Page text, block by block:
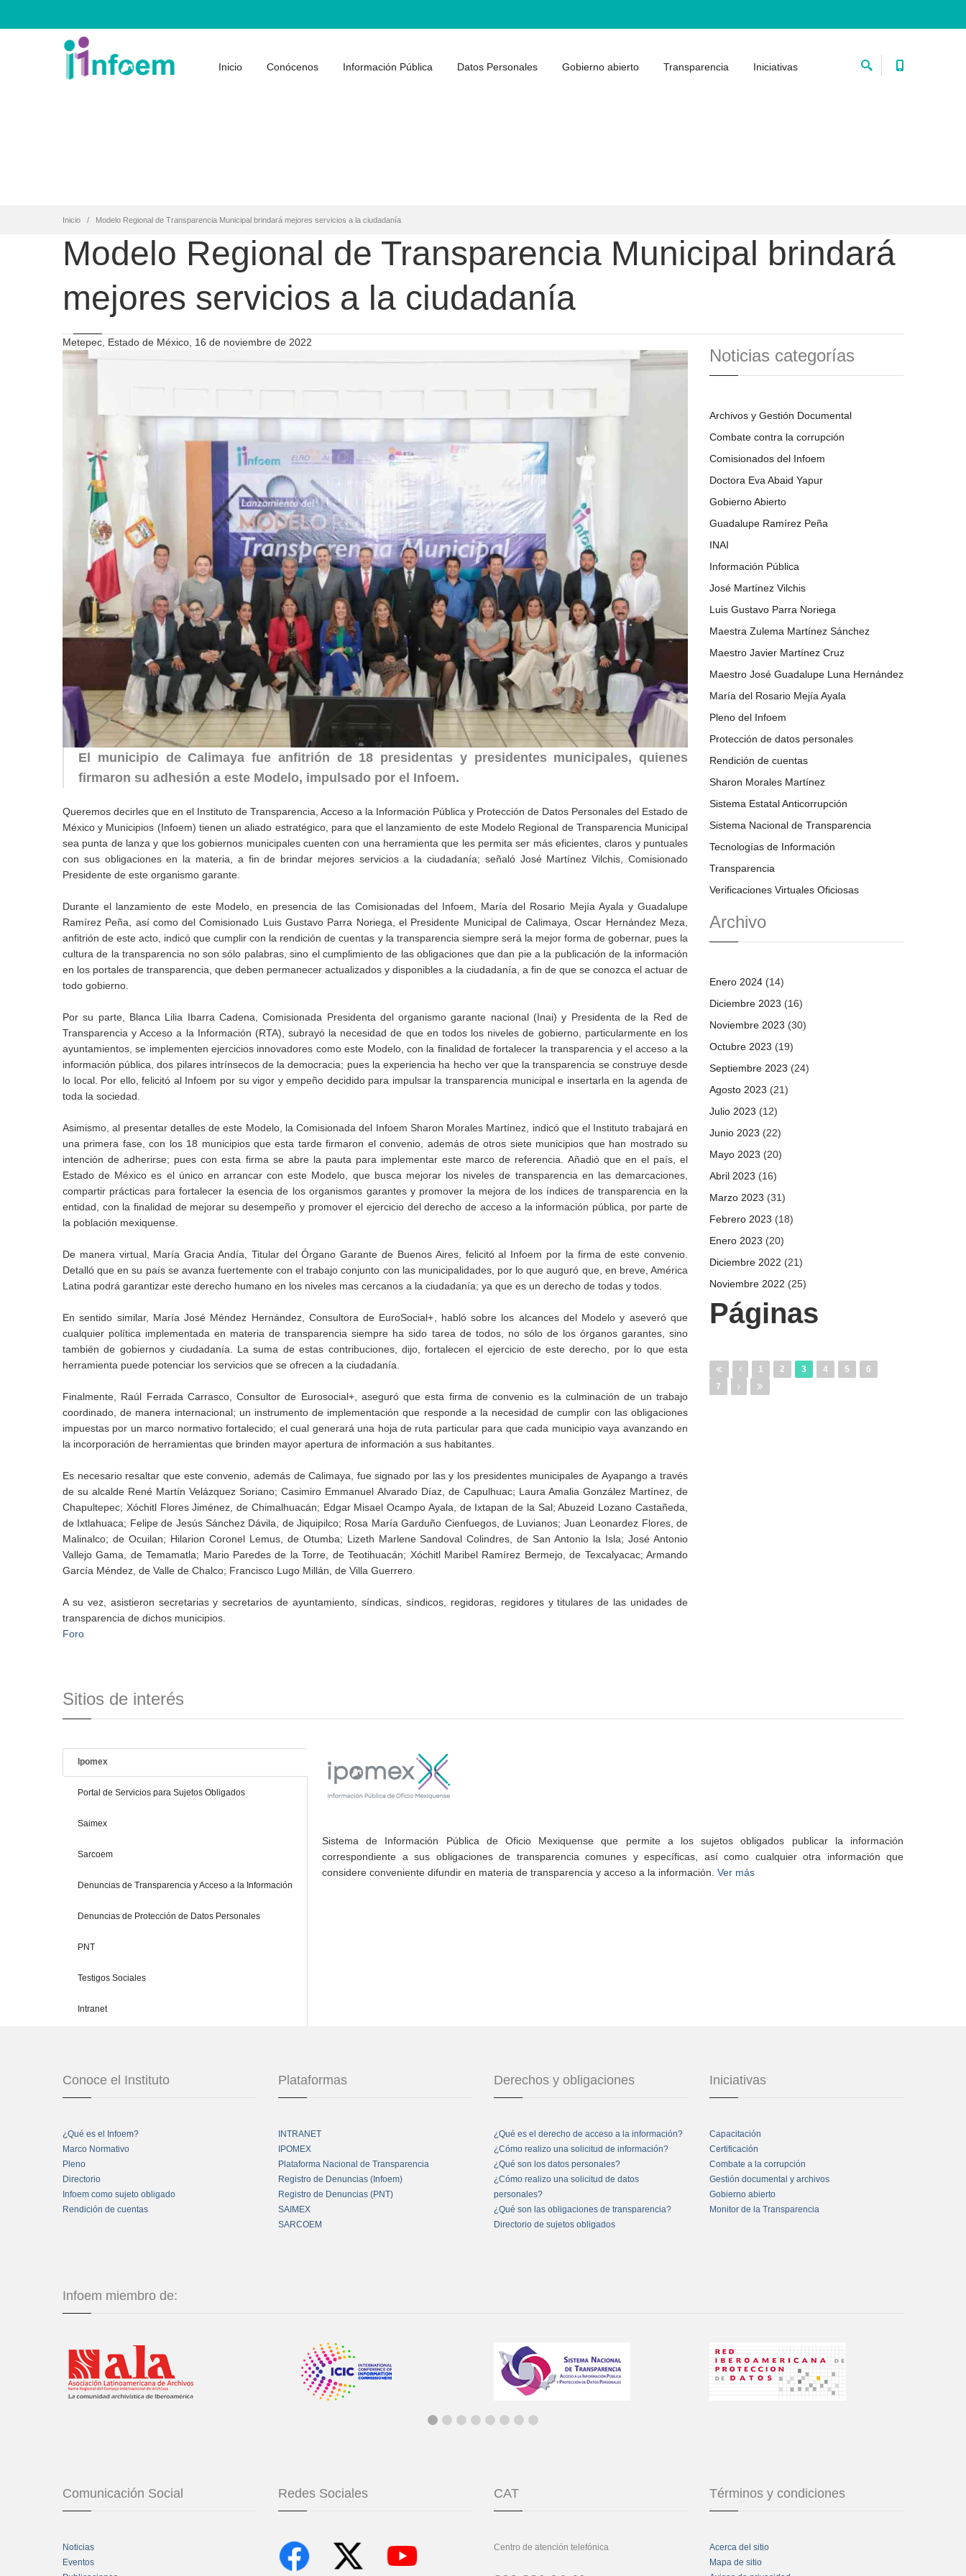
Inicio Conócenos Información Pública Datos Personales Gobierno abierto Transparencia Iniciativas
Inicio Modelo Regional de Transparencia Municipal brindará mejores servicios a la ciudadanía
Modelo Regional de Transparencia Municipal brindará
mejores servicios a la ciudadanía
Metepec, Estado de México, 16 de noviembre de 2022
El municipio de Calimaya fue anfitrión de 18 presidentas y presidentes municipales, quienes
firmaron su adhesión a este Modelo, impulsado por el Infoem.
Queremos decirles que en el Instituto de Transparencia, Acceso a la Información Pública y Protección de Datos Personales del Estado de
México y Municipios (Infoem) tienen un aliado estratégico, para que el lanzamiento de este Modelo Regional de Transparencia Municipal
sea punta de lanza y que los gobiernos municipales cuenten con una herramienta que les permita ser más eficientes, claros y puntuales
con sus obligaciones en la materia, a fin de brindar mejores servicios a la ciudadanía; señaló José Martínez Vilchis, Comisionado
Presidente de este organismo garante.
Durante el lanzamiento de este Modelo, en presencia de las Comisionadas del Infoem, María del Rosario Mejía Ayala y Guadalupe
Ramírez Peña, así como del Comisionado Luis Gustavo Parra Noriega, el Presidente Municipal de Calimaya, Oscar Hernández Meza,
anfitrión de este acto, indicó que cumplir con la rendición de cuentas y la transparencia siempre será la mejor forma de gobernar, pues la
cultura de la transparencia no son sólo palabras, sino el cumplimiento de las obligaciones que dan pie a la publicación de la información
en los portales de transparencia, que deben permanecer actualizados y disponibles a la ciudadanía, a fin de que se conozca el actuar de
todo gobierno.
Por su parte, Blanca Lilia Ibarra Cadena, Comisionada Presidenta del organismo garante nacional (Inai) y Presidenta de la Red de
Transparencia y Acceso a la Información (RTA), subrayó la necesidad de que en todos los niveles de gobierno, particularmente en los
ayuntamientos, se implementen ejercicios innovadores como este Modelo, con la finalidad de fortalecer la transparencia y el acceso a la
información pública, dos pilares intrínsecos de la democracia; pues la experiencia ha hecho ver que la transparencia se construye desde
lo local. Por ello, felicitó al Infoem por su vigor y empeño decidido para impulsar la transparencia municipal e insertarla en la agenda de
toda la sociedad.
Asimismo, al presentar detalles de este Modelo, la Comisionada del Infoem Sharon Morales Martínez, indicó que el Instituto trabajará en
una primera fase, con los 18 municipios que esta tarde firmaron el convenio, además de otros siete municipios que han mostrado su
intención de adherirse; pues con esta firma se abre la pauta para implementar este marco de referencia. Añadió que en el país, el
Estado de México es el único en arrancar con este Modelo, que busca mejorar los niveles de transparencia en las demarcaciones,
compartir prácticas para fortalecer la esencia de los organismos garantes y promover la mejora de los índices de transparencia en la
entidad, con la finalidad de mejorar su desempeño y promover el ejercicio del derecho de acceso a la información pública, por parte de
la población mexiquense.
De manera virtual, María Gracia Andía, Titular del Órgano Garante de Buenos Aires, felicitó al Infoem por la firma de este convenio.
Detalló que en su país se avanza fuertemente con el trabajo conjunto con las municipalidades, por lo que auguró que, en breve, América
Latina podrá garantizar este derecho humano en los niveles mas cercanos a la ciudadanía; ya que es un derecho de todas y todos.
En sentido similar, María José Méndez Hernández, Consultora de EuroSocial+, habló sobre los alcances del Modelo y aseveró que
cualquier política implementada en materia de transparencia siempre ha sido tarea de todos, no sólo de los órganos garantes, sino
también de gobiernos y ciudadanía. La suma de estas contribuciones, dijo, fortalecen el ejercicio de este derecho, por lo que esta
herramienta puede potenciar los servicios que se ofrecen a la ciudadanía.
Finalmente, Raúl Ferrada Carrasco, Consultor de Eurosocial+, aseguró que esta firma de convenio es la culminación de un trabajo
coordinado, de manera internacional; un instrumento de implementación que responde a la necesidad de cumplir con las obligaciones
impuestas por un marco normativo fortalecido; el cual generará una hoja de ruta particular para que cada municipio vaya avanzando en
la incorporación de herramientas que brinden mayor apertura de información a sus habitantes.
Es necesario resaltar que este convenio, además de Calimaya, fue signado por las y los presidentes municipales de Ayapango a través
de su alcalde René Martín Velázquez Soriano; Casimiro Emmanuel Alvarado Díaz, de Capulhuac; Laura Amalia González Martínez, de
Chapultepec; Xóchitl Flores Jiménez, de Chimalhuacán; Edgar Misael Ocampo Ayala, de Ixtapan de la Sal; Abuzeid Lozano Castañeda,
de Ixtlahuaca; Felipe de Jesús Sánchez Dávila, de Jiquipilco; Rosa María Garduño Cienfuegos, de Luvianos; Juan Leonardez Flores, de
Malinalco; de Ocuilan; Hilarion Coronel Lemus, de Otumba; Lizeth Marlene Sandoval Colindres, de San Antonio la Isla; José Antonio
Vallejo Gama, de Temamatla; Mario Paredes de la Torre, de Teotihuacán; Xóchitl Maribel Ramírez Bermejo, de Texcalyacac; Armando
García Méndez, de Valle de Chalco; Francisco Lugo Millán, de Villa Guerrero.
A su vez, asistieron secretarias y secretarios de ayuntamiento, síndicas, síndicos, regidoras, regidores y titulares de las unidades de
transparencia de dichos municipios.
Foro
Noticias categorías
Archivos y Gestión Documental
Combate contra la corrupción
Comisionados del Infoem
Doctora Eva Abaid Yapur
Gobierno Abierto
Guadalupe Ramírez Peña
INAI
Información Pública
José Martínez Vilchis
Luis Gustavo Parra Noriega
Maestra Zulema Martínez Sánchez
Maestro Javier Martínez Cruz
Maestro José Guadalupe Luna Hernández
María del Rosario Mejía Ayala
Pleno del Infoem
Protección de datos personales
Rendición de cuentas
Sharon Morales Martínez
Sistema Estatal Anticorrupción
Sistema Nacional de Transparencia
Tecnologías de Información
Transparencia
Verificaciones Virtuales Oficiosas
Archivo
Enero 2024 (14)
Diciembre 2023 (16)
Noviembre 2023 (30)
Octubre 2023 (19)
Septiembre 2023 (24)
Agosto 2023 (21)
Julio 2023 (12)
Junio 2023 (22)
Mayo 2023 (20)
Abril 2023 (16)
Marzo 2023 (31)
Febrero 2023 (18)
Enero 2023 (20)
Diciembre 2022 (21)
Noviembre 2022 (25)
Páginas
1 2 3 4 5
6
7
Sitios de interés
Ipomex
Portal de Servicios para Sujetos Obligados
Saimex
Sarcoem
Denuncias de Transparencia y Acceso a la Información
Denuncias de Protección de Datos Personales
PNT
Testigos Sociales
Intranet
Sistema de Información Pública de Oficio Mexiquense que permite a los sujetos obligados publicar la información
correspondiente a sus obligaciones de transparencia comunes y específicas, así como cualquier otra información que
considere conveniente difundir en materia de transparencia y acceso a la información. Ver más
Conoce el Instituto
¿Qué es el Infoem?
Marco Normativo
Pleno
Directorio
Infoem como sujeto obligado
Rendición de cuentas
Plataformas
INTRANET
IPOMEX
Plataforma Nacional de Transparencia
Registro de Denuncias (Infoem)
Registro de Denuncias (PNT)
SAIMEX
SARCOEM
Derechos y obligaciones
¿Qué es el derecho de acceso a la información?
¿Cómo realizo una solicitud de información?
¿Qué son los datos personales?
¿Cómo realizo una solicitud de datos
personales?
¿Qué son las obligaciones de transparencia?
Directorio de sujetos obligados
Iniciativas
Capacitación
Certificación
Combate a la corrupción
Gestión documental y archivos
Gobierno abierto
Monitor de la Transparencia
Infoem miembro de:
Comunicación Social
Noticias
Eventos
Redes Sociales CAT
Centro de atención telefónica
Términos y condiciones
Acerca del sitio
Mapa de sitio